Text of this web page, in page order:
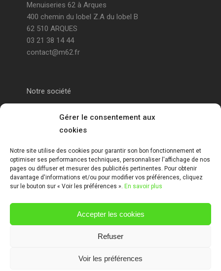
Gérer le consentement aux
cookies
Notre site utilise des cookies pour garantir son bon fonctionnement et
optimiser ses performances techniques, personnaliser l'affichage de nos
pages ou diffuser et mesurer des publicités pertinentes. Pour obtenir
davantage d'informations et/ou pour modifier vos préférences, cliquez
sur le bouton sur « Voir les préférences ». En savoir plus
Accepter les cookies
Refuser
Voir les préférences
Menuiseries 62 à Arques
400 chemin du lobel Z.A du lobel B
62 510 ARQUES
03 21 38 14 44
contact@m62.fr
Notre société
Portail alu Saint-Omer
Clôture 62
Garde-corps pas de calais
Mentions Légales